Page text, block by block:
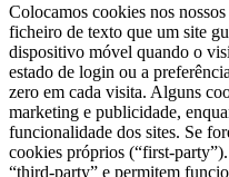
Colocamos cookies nos
ficheiro de texto que um site
dispositivo móvel quando o
estado de login ou a
zero em cada visita. Alguns
marketing e publicidade,
funcionalidade dos sites. Se
cookies próprios (“first-
“third-party” e permitem